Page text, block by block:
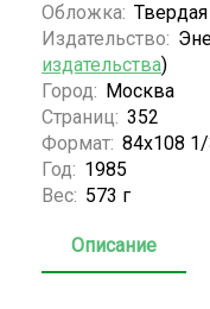
Обложка:
Издательство:
издательства)
Город: Москва
Страниц: 352
Формат: 84х108
Год: 1985
Вес: 573 г
Описание